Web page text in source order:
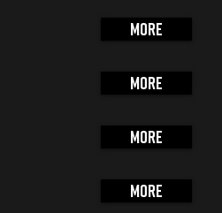
More
More
More
More